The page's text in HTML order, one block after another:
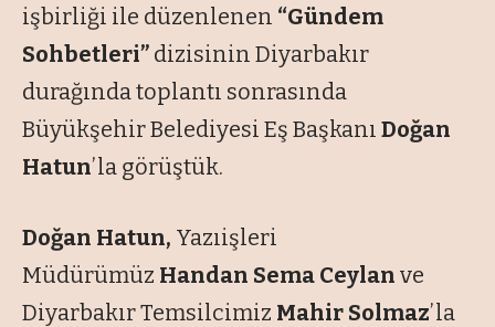
işbirliği ile düzenlenen “Gündem
Sohbetleri” dizisinin Diyarbakır
durağında toplantı sonrasında
Büyükşehir Belediyesi Eş Başkanı Doğan
Hatun’la görüştük.
Doğan Hatun, Yazıişleri
Müdürümüz Handan Sema Ceylan ve
Diyarbakır Temsilcimiz Mahir Solmaz’la